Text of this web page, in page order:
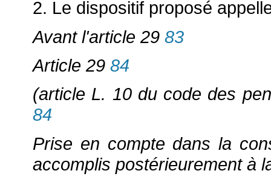
2. Le dispositif proposé
Avant l'article 29 83
Article 29 84
(article L. 10 du code des
84
Prise en compte dans la
accomplis postérieurement à